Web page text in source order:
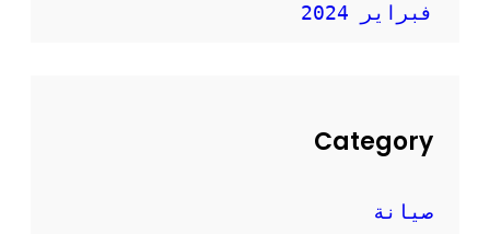
فبراير 2024
Category
صيانة